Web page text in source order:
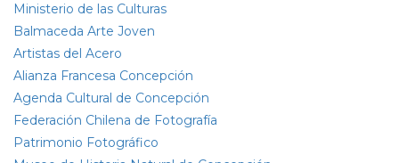
Ministerio de las Culturas
Balmaceda Arte Joven
Artistas del Acero
Alianza Francesa Concepción
Agenda Cultural de Concepción
Federación Chilena de Fotografía
Patrimonio Fotográfico